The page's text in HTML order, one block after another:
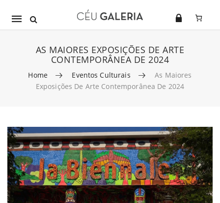
Mobile
AS MAIORES EXPOSIÇÕES DE ARTE
CONTEMPORÂNEA DE 2024
Home Eventos Culturais
As Maiores
Exposições De Arte Contemporânea De 2024
Skip to content